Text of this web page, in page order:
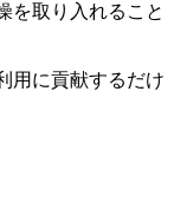
を取り入れること
用に貢献するだけ